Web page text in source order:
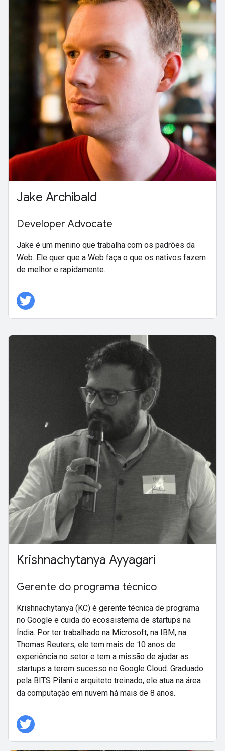
Jake Archibald
Developer Advocate
Jake é um menino que trabalha com os padrões da
Web. Ele quer que a Web faça o que os nativos fazem
de melhor e rapidamente.
Krishnachytanya Ayyagari
Gerente do programa técnico
Krishnachytanya (KC) é gerente técnica de programa
no Google e cuida do ecossistema de startups na
Índia. Por ter trabalhado na Microsoft, na IBM, na
Thomas Reuters, ele tem mais de 10 anos de
experiência no setor e tem a missão de ajudar as
startups a terem sucesso no Google Cloud. Graduado
pela BITS Pilani e arquiteto treinado, ele atua na área
da computação em nuvem há mais de 8 anos.